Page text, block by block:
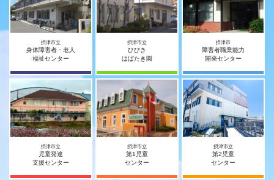
摂津市立
身体障害者・老人
福祉センター
摂津市立
ひびき
はばたき園
摂津市
障害者職業能力
開発センター
摂津市立
児童発達
支援センター
摂津市立
第1児童
センター
摂津市立
第2児童
センター